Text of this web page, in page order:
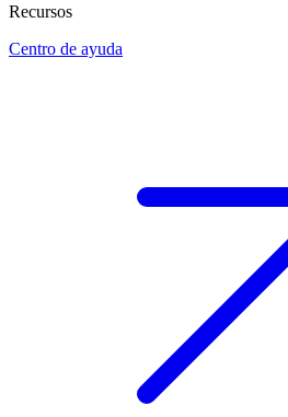
Recursos
Centro de ayuda